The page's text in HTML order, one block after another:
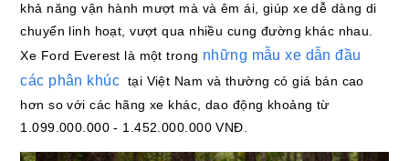
khả năng vận hành mượt mà và êm ái, giúp xe dễ dàng di
chuyển linh hoạt, vượt qua nhiều cung đường khác nhau.
Xe Ford Everest là một trong những mẫu xe dẫn đầu
các phân khúc tại Việt Nam và thường có giá bán cao
hơn so với các hãng xe khác, dao động khoảng từ
1.099.000.000 - 1.452.000.000 VNĐ.